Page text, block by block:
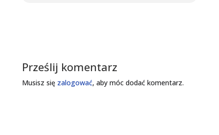
Prześlij komentarz
Musisz się zalogować, aby móc dodać komentarz.